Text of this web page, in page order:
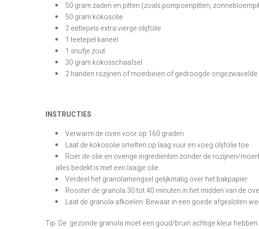
50 gram zaden en pitten (zoals pompoenpitten,
50 gram kokosolie
2 eetlepels extra vierge olijfolie
1 teetepel kaneel
1 snufje zout
30 gram kokosschaafsel
2 handen rozijnen of moerbeien of gedroogde
INSTRUCTIES
Verwarm de oven voor op 160 graden
Laat de kokosolie smelten op laag vuur en voeg olijfolie toe
Roer de olie en overige ingrediënten zonder de rozijnen/
alles bedekt is met een laagje olie.
Verdeel het granolamengsel gelijkmatig over het bakpapier
Rooster de granola 30 tot 40 minuten in het midden van de
Laat de granola afkoelen. Bewaar in een goede afgesloten
Tip: De gezonde granola moet een goud/bruin achtige kleur